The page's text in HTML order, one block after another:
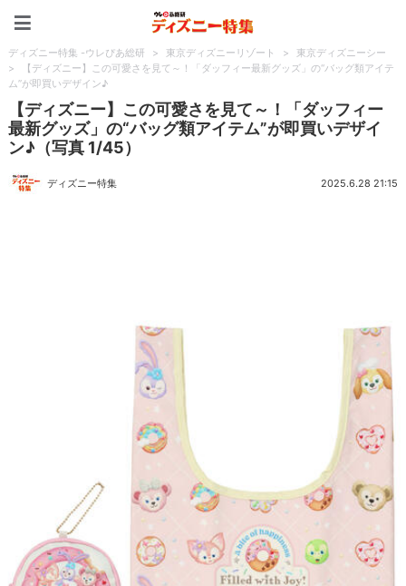
ディズニー特集 -ウレぴあ総研 > 東京ディズニーリゾート >
東京ディズニーシー
>
【ディズニー】この可愛さを見て～！「ダッフィー最新グッズ」の“バッグ類アイテ
ム”が即買いデザイン♪
【ディズニー】この可愛さを見て～！「ダッフィー
最新グッズ」の“バッグ類アイテム”が即買いデザイ
ン♪（写真 1/45）
ディズニー特集 2025.6.28 21:15